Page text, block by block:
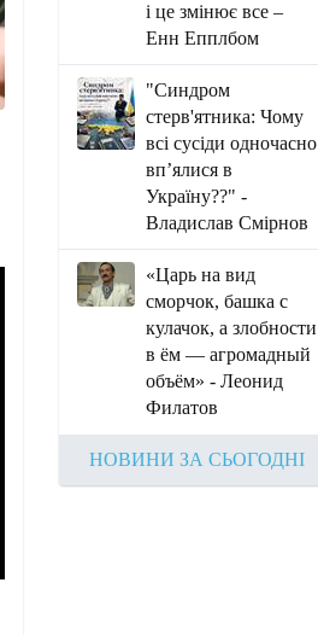
і це змінює все –
Енн Епплбом
"Синдром
стерв'ятника: Чому
всі сусіди одночасно
вп’ялися в
Україну??" -
Владислав Смірнов
«Царь на вид
сморчок, башка с
кулачок, а злобности
в ём — агромадный
объём» - Леонид
Филатов
НОВИНИ ЗА СЬОГОДНІ